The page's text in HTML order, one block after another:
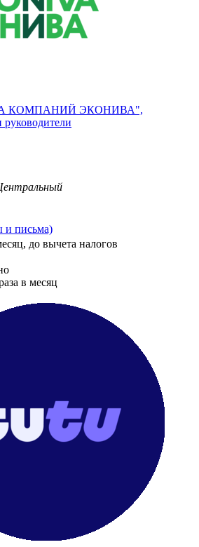
КОМПАНИЙ ЭКОНИВА",
и письма)
до вычета налогов
в месяц